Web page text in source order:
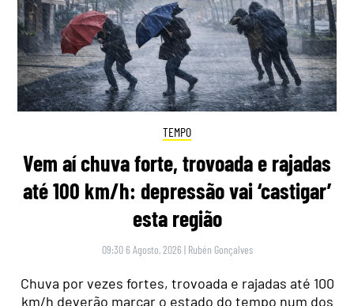
TEMPO
Vem aí chuva forte, trovoada e rajadas
até 100 km/h: depressão vai ‘castigar’
esta região
09:30 6 Agosto, 2026 | Rubén Gonçalves
Chuva por vezes fortes, trovoada e rajadas até 100
km/h deverão marcar o estado do tempo num dos